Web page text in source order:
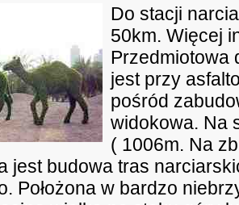
Do stacji
50km. Więcej
Przedmiotowa
jest przy
pośród
widokowa. Na
( 1006m. Na
jest budowa tras
Położona w bardzo